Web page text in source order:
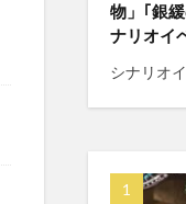
物」｢銀
ナリオイ
シナリオ